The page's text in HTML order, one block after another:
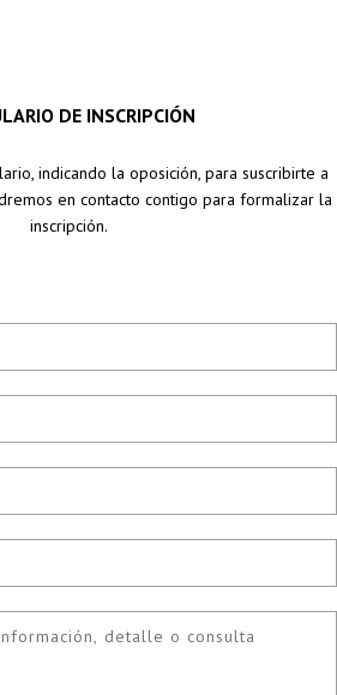
DE INSCRIPCIÓN
indicando la oposición, para suscribirte a
en contacto contigo para formalizar la
inscripción.